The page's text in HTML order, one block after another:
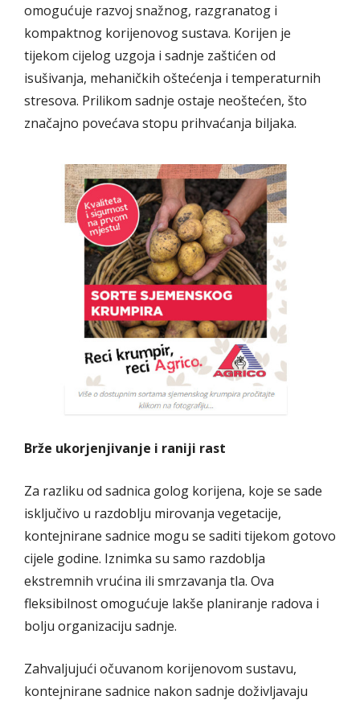
omogućuje razvoj snažnog, razgranatog i
kompaktnog korijenovog sustava. Korijen je
tijekom cijelog uzgoja i sadnje zaštićen od
isušivanja, mehaničkih oštećenja i temperaturnih
stresova. Prilikom sadnje ostaje neoštećen, što
značajno povećava stopu prihvaćanja biljaka.
Brže ukorjenjivanje i raniji rast
Za razliku od sadnica golog korijena, koje se sade
isključivo u razdoblju mirovanja vegetacije,
kontejnirane sadnice mogu se saditi tijekom gotovo
cijele godine. Iznimka su samo razdoblja
ekstremnih vrućina ili smrzavanja tla. Ova
fleksibilnost omogućuje lakše planiranje radova i
bolju organizaciju sadnje.
Zahvaljujući očuvanom korijenovom sustavu,
kontejnirane sadnice nakon sadnje doživljavaju